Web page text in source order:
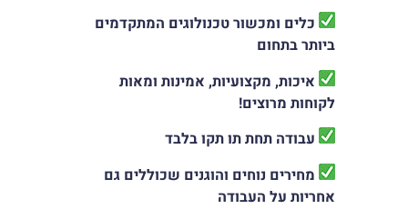
כלים ומכשור טכנולוגים המתקדמים
ביותר בתחום
איכות, מקצועיות, אמינות ומאות
לקוחות מרוצים!
עבודה תחת תו תקו בלבד
מחירים נוחים והוגנים שכוללים גם
אחריות על העבודה